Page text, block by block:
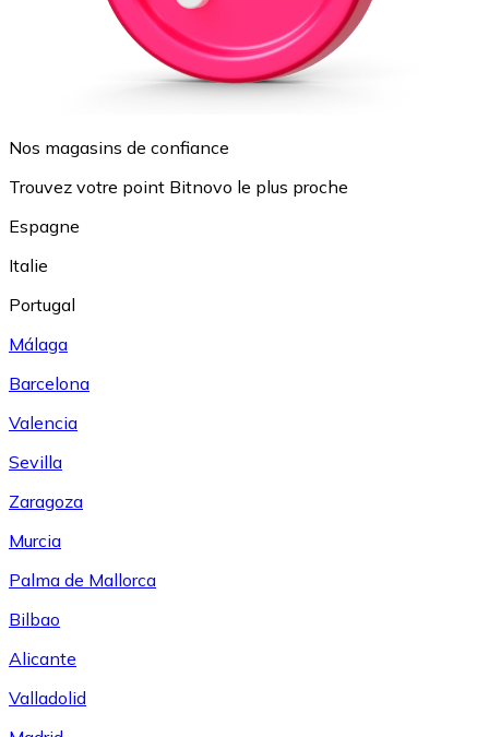
Nos magasins de confiance
Trouvez votre point Bitnovo le plus proche
Espagne
Italie
Portugal
Málaga
Barcelona
Valencia
Sevilla
Zaragoza
Murcia
Palma de Mallorca
Bilbao
Alicante
Valladolid